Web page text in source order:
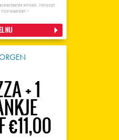
winkels. Verloopt
Voorwaarden >
NU
+ 1
€11,00